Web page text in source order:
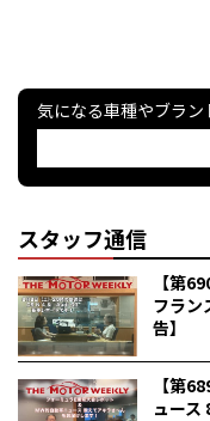
気になる車種やブラン
スタッフ通信
【第
フラン
告】
【第
ュース